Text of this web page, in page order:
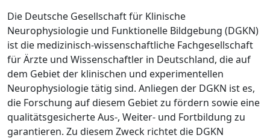
Die Deutsche Gesellschaft für Klinische
Neurophysiologie und Funktionelle Bildgebung (DGKN)
ist die medizinisch-wissenschaftliche Fachgesellschaft
für Ärzte und Wissenschaftler in Deutschland, die auf
dem Gebiet der klinischen und experimentellen
Neurophysiologie tätig sind. Anliegen der DGKN ist es,
die Forschung auf diesem Gebiet zu fördern sowie eine
qualitätsgesicherte Aus-, Weiter- und Fortbildung zu
garantieren. Zu diesem Zweck richtet die DGKN